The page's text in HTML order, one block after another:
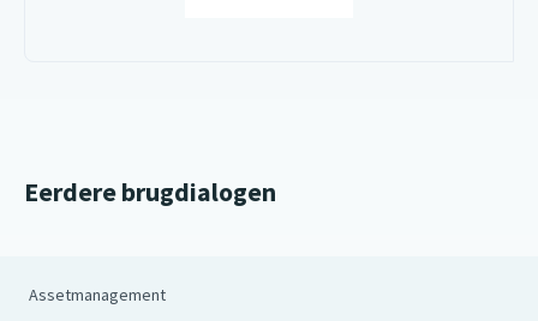
Eerdere brugdialogen
Assetmanagement